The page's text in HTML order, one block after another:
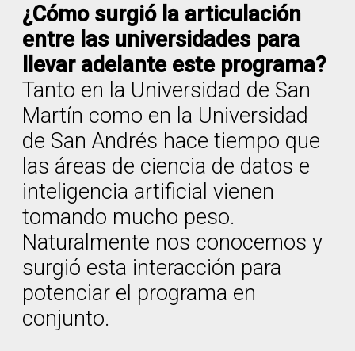
¿Cómo surgió la articulación
entre las universidades para
llevar adelante este programa?
Tanto en la Universidad de San
Martín como en la Universidad
de San Andrés hace tiempo que
las áreas de ciencia de datos e
inteligencia artificial vienen
tomando mucho peso.
Naturalmente nos conocemos y
surgió esta interacción para
potenciar el programa en
conjunto.